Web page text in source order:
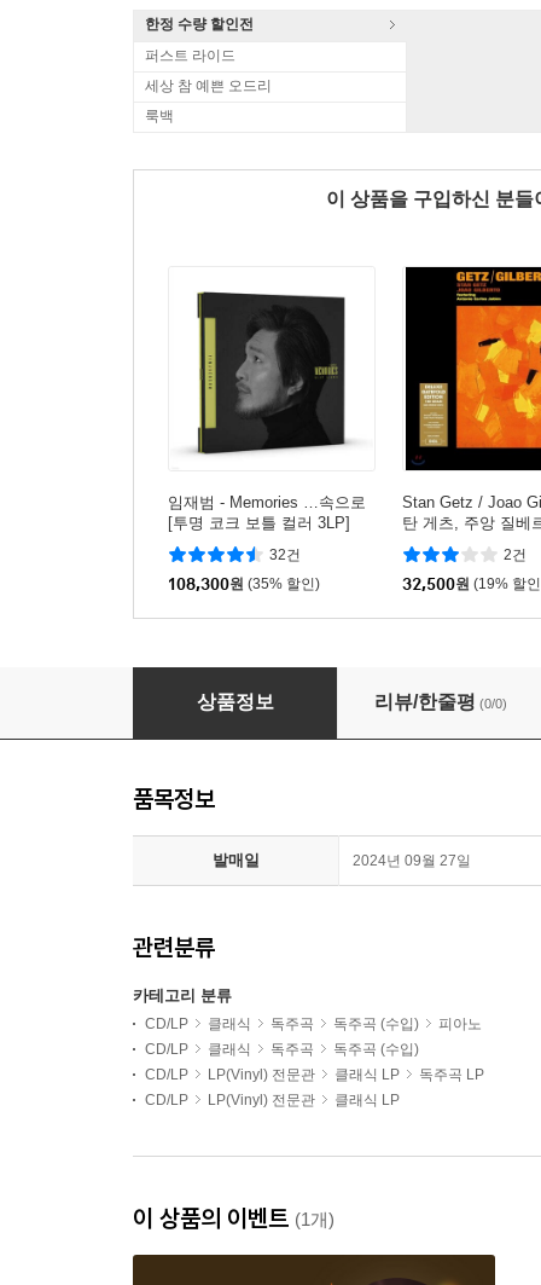
한정 수량 할인전
퍼스트 라이드
세상 참 예쁜 오드리
룩백
이 상품을 구입하신 분
임재범 - Memories …속으로
[투명 코크 보틀 컬러 3LP]
32건
108,300원 (35% 할인)
Stan Getz / Joao
탄 게츠, 주앙 질베
z / Gilberto [LP]
2건
32,500원 (19% 할
Maurizio Pollini 쇼팽: 24개의 전주곡
상품정보 리뷰/한줄평 (0/0)
품목정보
발매일 2024년 09월 27일
관련분류
카테고리 분류
CD/LP 클래식 독주곡 독주곡 (수입)
피아노
CD/LP
클래식 독주곡
독주곡 (수입)
CD/LP
LP(Vinyl) 전문관 클래식 LP
독주곡 LP
CD/LP
LP(Vinyl) 전문관 클래식 LP
이 상품의 이벤트 (1개)